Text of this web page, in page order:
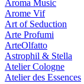
Aroma Music
Arome Vif
Art of Seduction
Arte Profumi
ArteOlfatto
Astrophil & Stella
Atelier Cologne
Atelier des Essences